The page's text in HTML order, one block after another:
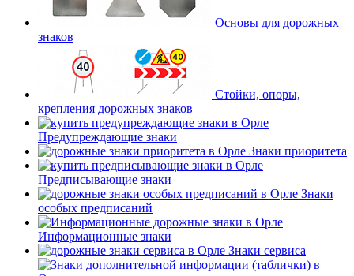
Основы для дорожных
знаков
Стойки, опоры,
крепления дорожных знаков
Предупреждающие знаки
Знаки приоритета
Предписывающие знаки
Знаки
особых предписаний
Информационные знаки
Знаки сервиса